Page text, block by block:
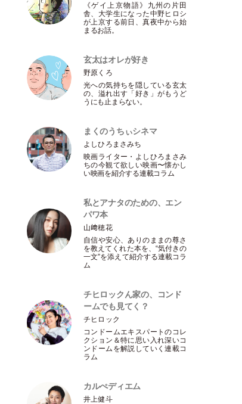
《ゲイ上京物語》九州の片田
舎、大学生になった中野ヒロシ
が上京する前日、真夜中から始
まるお話。
玄太はオレが好き
野原くろ
光への気持ちを隠している玄太
の、溢れ出す 「好き 」がもうど
うにも止まらない。
まくのうちぃシネマ
よしひろまさみち
映画ライター ・ よしひろまさみ
ちの今観て欲しい映画〜懐かし
い映画を紹介する連載コラム
私とアナタのための、エン
パワ本
山﨑穂花
自信や安心、ありのままの尊さ
を教えてくれた本を、“気付きの
一文”を添えて紹介する連載コラ
ム
チヒロックん家の、コンド
ームでも見てく？
チヒロック
コンドームエキスパートのコレ
クション＆特に思い入れ深いコ
ンドームを解説していく連載コ
ラム
カルぺディエム
井上健斗